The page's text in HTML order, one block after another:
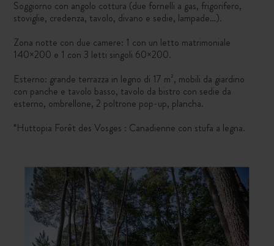
Soggiorno con angolo cottura (due fornelli a gas, frigorifero,
stoviglie, credenza, tavolo, divano e sedie, lampade…).
Zona notte con due camere: 1 con un letto matrimoniale
140×200 e 1 con 3 letti singoli 60×200.
Esterno: grande terrazza in legno di 17 m², mobili da giardino
con panche e tavolo basso, tavolo da bistro con sedie da
esterno, ombrellone, 2 poltrone pop-up, plancha.
*Huttopia Forêt des Vosges : Canadienne con stufa a legna.